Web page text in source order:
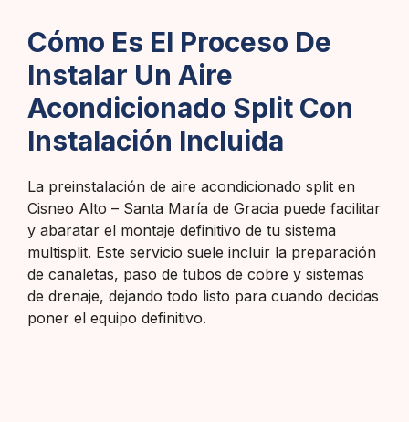
Cómo Es El Proceso De
Instalar Un Aire
Acondicionado Split Con
Instalación Incluida
La preinstalación de aire acondicionado split en
Cisneo Alto – Santa María de Gracia puede facilitar
y abaratar el montaje definitivo de tu sistema
multisplit. Este servicio suele incluir la preparación
de canaletas, paso de tubos de cobre y sistemas
de drenaje, dejando todo listo para cuando decidas
poner el equipo definitivo.